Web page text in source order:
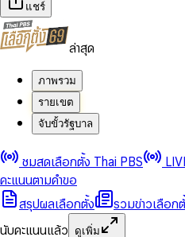
แชร์
ล่าสุด
ภาพรวม
รายเขต
จับขั้วรัฐบาล
ชมสดเลือกตั้ง Thai PBS
คะแนนตามคำขอ
สรุปผลเลือกตั้ง
รวมข่าวเลือก
นับคะแนนแล้ว
ดูเพิ่ม
0
1
0
1
2
3
4
5
0
1
2
4
0
1
3
0
2
3